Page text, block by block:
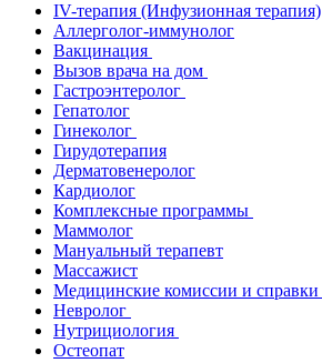
IV-терапия (Инфузионная терапия)
Аллерголог-иммунолог
Вакцинация
Вызов врача на дом
Гастроэнтеролог
Гепатолог
Гинеколог
Гирудотерапия
Дерматовенеролог
Кардиолог
Комплексные программы
Маммолог
Мануальный терапевт
Массажист
Медицинские комиссии и справки
Невролог
Нутрициология
Остеопат